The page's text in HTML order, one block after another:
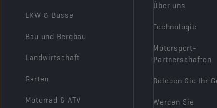
LKW & Busse
Bau und Bergbau
Landwirtschaft
Garten
Motorrad & ATV
Über uns
Technologie
Motorsport-
Partnerschaften
Beleben Sie Ihr
Werden Sie